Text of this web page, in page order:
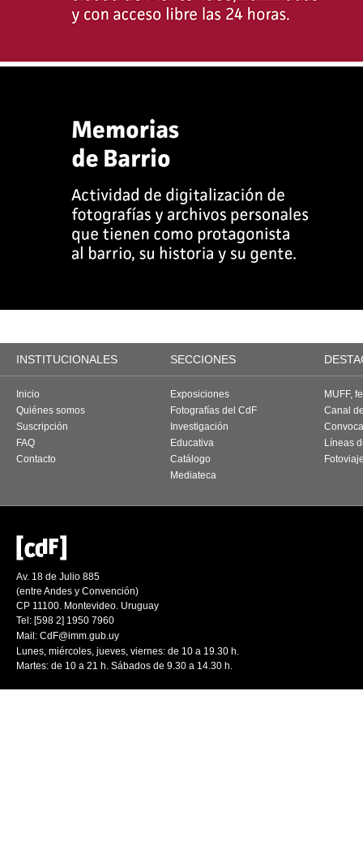
INSTITUCIONALES SECCIONES
Inicio
Quiénes somos
Suscripción
FAQ
Contacto
Exposiciones
Fotografías del CdF
Investigación
Educativa
Catálogo
Mediateca
MUFF,
Canal
Líneas
Av. 18 de Julio 885
(entre Andes y Convención)
CP 11100. Montevideo. Uruguay
Tel: [598 2] 1950 7960
Mail: CdF@imm.gub.uy
Lunes, miércoles, jueves, viernes: de 10 a 19.30 h.
Martes: de 10 a 21 h. Sábados de 9.30 a 14.30 h.